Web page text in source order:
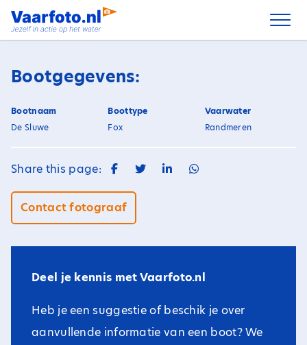
Spring
naar
Bootgegevens:
Bootnaam
De Sluwe
Boottype
Fox
Vaarwater
Randmeren
Share this page:
Contact fotograaf
Deel je kennis met Vaarfoto.nl
Heb je een suggestie of beschik je over
aanvullende informatie van een boot? We